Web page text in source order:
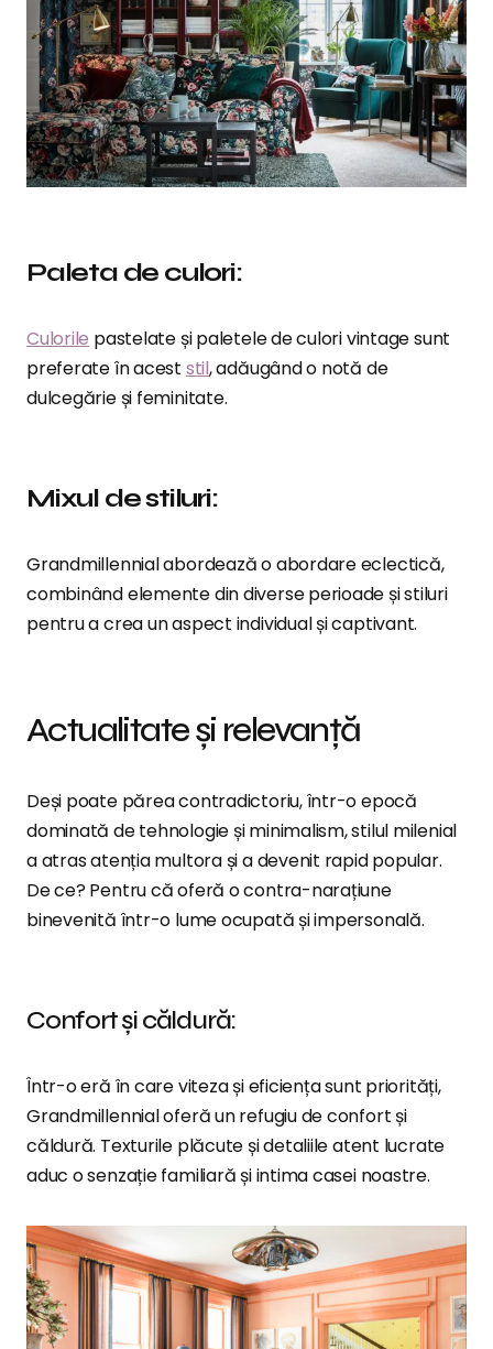
Paleta de culori:
Culorile pastelate și paletele de culori vintage sunt
preferate în acest stil, adăugând o notă de
dulcegărie și feminitate.
Mixul de stiluri:
Grandmillennial abordează o abordare eclectică,
combinând elemente din diverse perioade și stiluri
pentru a crea un aspect individual și captivant.
Actualitate și relevanță
Deși poate părea contradictoriu, într-o epocă
dominată de tehnologie și minimalism, stilul milenial
a atras atenția multora și a devenit rapid popular.
De ce? Pentru că oferă o contra-narațiune
binevenită într-o lume ocupată și impersonală.
Confort și căldură:
Într-o eră în care viteza și eficiența sunt priorități,
Grandmillennial oferă un refugiu de confort și
căldură. Texturile plăcute și detaliile atent lucrate
aduc o senzație familiară și intima casei noastre.